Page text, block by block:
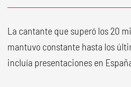
La cantante que superó los 20
mantuvo constante hasta los
incluía presentaciones en